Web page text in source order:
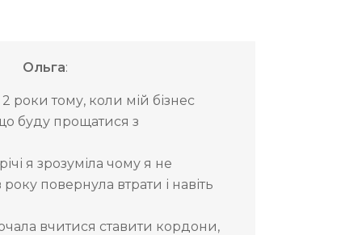
Ольга:
тому, коли мій бізнес
буду прощатися з
я зрозуміла чому я не
повернула втрати і навіть
вчитися ставити кордони,